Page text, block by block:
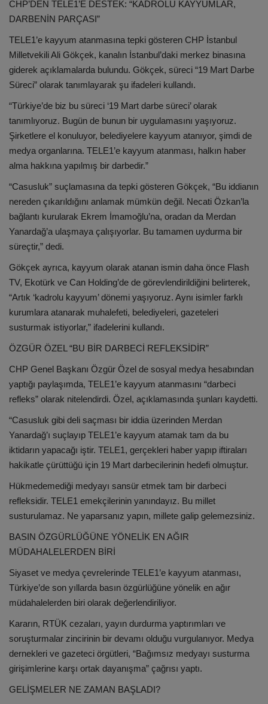
CHP’DEN TELE1’E DESTEK: “KADROLU KAYYUMLAR,
DARBENİN PARÇASI”
TELE1’e kayyum atanmasına tepki gösteren CHP İstanbul
Milletvekili Ali Gökçek, kanalın İstanbul’daki merkez binasına
giderek açıklamalarda bulundu. Gökçek, süreci “19 Mart Darbe
Süreci” olarak tanımlayarak şu ifadeleri kullandı.
“Türkiye’de biz bu süreci ‘19 Mart darbe süreci’ olarak
tanımlıyoruz. Bugün de bunun bir uygulamasını yaşıyoruz.
Şirketlere el konuluyor, belediyelere kayyum atanıyor, şimdi de
medya organlarına. TELE1’e kayyum atanması, halkın haber
alma hakkına yapılmış bir darbedir.”
“Casusluk” suçlamasına da tepki gösteren Gökçek, “Bu iddianın
nereden çıkarıldığını anlamak mümkün değil. Necati Özkan’la
bağlantı kurularak Ekrem İmamoğlu’na, oradan da Merdan
Yanardağ’a ulaşmaya çalışıyorlar. Bu tamamen uydurma bir
süreçtir,” dedi.
Gökçek ayrıca, kayyum olarak atanan ismin daha önce Flash
TV, Ekotürk ve Can Holding’de de görevlendirildiğini belirterek,
“Artık ‘kadrolu kayyum’ dönemi yaşıyoruz. Aynı isimler farklı
kurumlara atanarak muhalefeti, belediyeleri, gazeteleri
susturmak istiyorlar,” ifadelerini kullandı.
ÖZGÜR ÖZEL “BU BİR DARBECİ REFLEKSİDİR”
CHP Genel Başkanı Özgür Özel de sosyal medya hesabından
yaptığı paylaşımda, TELE1’e kayyum atanmasını “darbeci
refleks” olarak nitelendirdi. Özel, açıklamasında şunları kaydetti.
“Casusluk gibi deli saçması bir iddia üzerinden Merdan
Yanardağ’ı suçlayıp TELE1’e kayyum atamak tam da bu
iktidarın yapacağı iştir. TELE1, gerçekleri haber yapıp iftiraları
hakikatle çürüttüğü için 19 Mart darbecilerinin hedefi olmuştur.
Hükmedemediği medyayı sansür etmek tam bir darbeci
refleksidir. TELE1 emekçilerinin yanındayız. Bu millet
susturulamaz. Ne yaparsanız yapın, millete galip gelemezsiniz.
BASIN ÖZGÜRLÜĞÜNE YÖNELİK EN AĞIR
MÜDAHALELERDEN BİRİ
Siyaset ve medya çevrelerinde TELE1’e kayyum atanması,
Türkiye’de son yıllarda basın özgürlüğüne yönelik en ağır
müdahalelerden biri olarak değerlendiriliyor.
Kararın, RTÜK cezaları, yayın durdurma yaptırımları ve
soruşturmalar zincirinin bir devamı olduğu vurgulanıyor. Medya
dernekleri ve gazeteci örgütleri, “Bağımsız medyayı susturma
girişimlerine karşı ortak dayanışma” çağrısı yaptı.
GELİŞMELER NE ZAMAN BAŞLADI?